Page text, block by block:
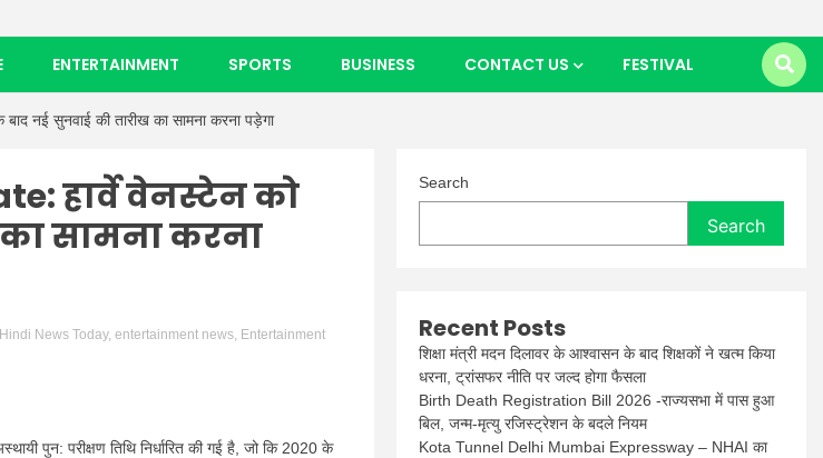
ENTERTAINMENT SPORTS BUSINESS CONTACT US FESTIVAL
नई सुनवाई की तारीख का सामना करना पड़ेगा
हार्वे वेनस्टेन को
सामना करना
News Today, entertainment news, Entertainment
पुन: परीक्षण तिथि निर्धारित की गई है, जो कि 2020 के
Search
Search
Recent Posts
शिक्षा मंत्री मदन दिलावर के आश्वासन के बाद शिक्षकों ने खत्म किया
धरना, ट्रांसफर नीति पर जल्द होगा फैसला
Birth Death Registration Bill 2026 -राज्यसभा में पास हुआ
बिल, जन्म-मृत्यु रजिस्ट्रेशन के बदले नियम
Kota Tunnel Delhi Mumbai Expressway – NHAI का